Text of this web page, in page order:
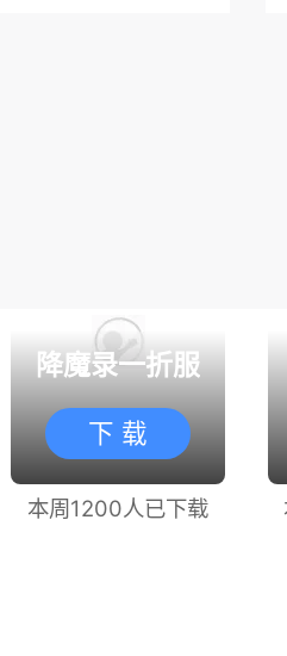
降魔录一折服
下 载
本周1200人已下载